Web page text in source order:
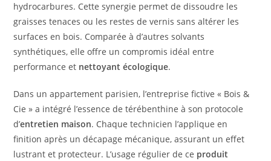
hydrocarbures. Cette synergie permet de dissoudre les
graisses tenaces ou les restes de vernis sans altérer les
surfaces en bois. Comparée à d’autres solvants
synthétiques, elle offre un compromis idéal entre
performance et nettoyant écologique.
Dans un appartement parisien, l’entreprise fictive « Bois &
Cie » a intégré l’essence de térébenthine à son protocole
d’entretien maison. Chaque technicien l’applique en
finition après un décapage mécanique, assurant un effet
lustrant et protecteur. L’usage régulier de ce produit